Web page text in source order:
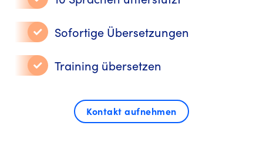
Sofortige Übersetzungen
Training übersetzen
Kontakt aufnehmen